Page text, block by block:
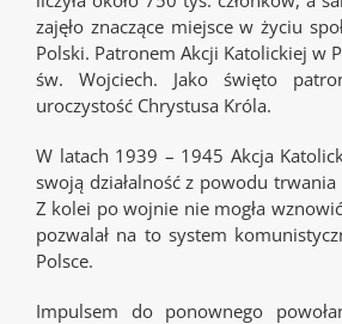
zajęło znaczące miejsce w życiu
Polski. Patronem Akcji Katolickiej w
św. Wojciech. Jako święto
uroczystość Chrystusa Króla.
W latach 1939 – 1945 Akcja
swoją działalność z powodu
Z kolei po wojnie nie mogła
pozwalał na to system
Polsce.
Impulsem do ponownego